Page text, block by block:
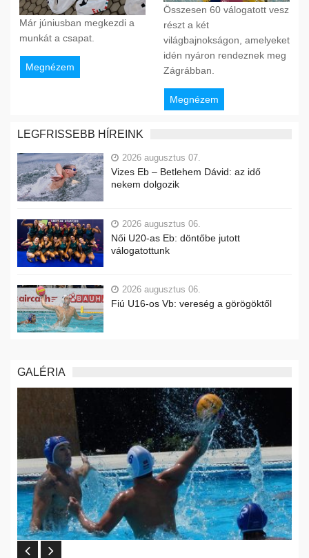
Már júniusban megkezdi a
munkát a csapat.
Megnézem
Összesen 60 válogatott vesz
részt a két
világbajnokságon, amelyeket
idén nyáron rendeznek meg
Zágrábban.
Megnézem
LEGFRISSEBB HÍREINK
2026 augusztus 07.
Vizes Eb – Betlehem Dávid: az idő
nekem dolgozik
2026 augusztus 06.
Női U20-as Eb: döntőbe jutott
válogatottunk
2026 augusztus 06.
Fiú U16-os Vb: vereség a görögöktől
GALÉRIA